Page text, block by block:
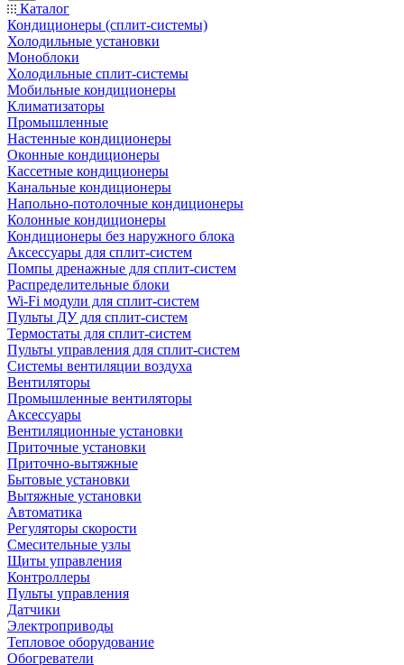
Каталог
Кондиционеры (сплит-системы)
Холодильные установки
Моноблоки
Холодильные сплит-системы
Мобильные кондиционеры
Климатизаторы
Промышленные
Настенные кондиционеры
Оконные кондиционеры
Кассетные кондиционеры
Канальные кондиционеры
Напольно-потолочные кондиционеры
Колонные кондиционеры
Кондиционеры без наружного блока
Аксессуары для сплит-систем
Помпы дренажные для сплит-систем
Распределительные блоки
Wi-Fi модули для сплит-систем
Пульты ДУ для сплит-систем
Термостаты для сплит-систем
Пульты управления для сплит-систем
Системы вентиляции воздуха
Вентиляторы
Промышленные вентиляторы
Аксессуары
Вентиляционные установки
Приточные установки
Приточно-вытяжные
Бытовые установки
Вытяжные установки
Автоматика
Регуляторы скорости
Смесительные узлы
Щиты управления
Контроллеры
Пульты управления
Датчики
Электроприводы
Тепловое оборудование
Обогреватели